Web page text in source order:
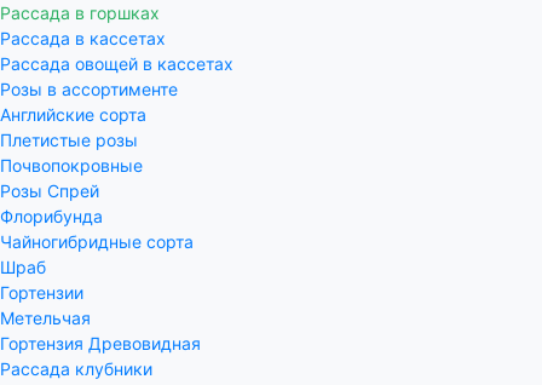
Рассада в горшках
Рассада в кассетах
Рассада овощей в кассетах
Розы в ассортименте
Английские сорта
Плетистые розы
Почвопокровные
Розы Спрей
Флорибунда
Чайногибридные сорта
Шраб
Гортензии
Метельчая
Гортензия Древовидная
Рассада клубники